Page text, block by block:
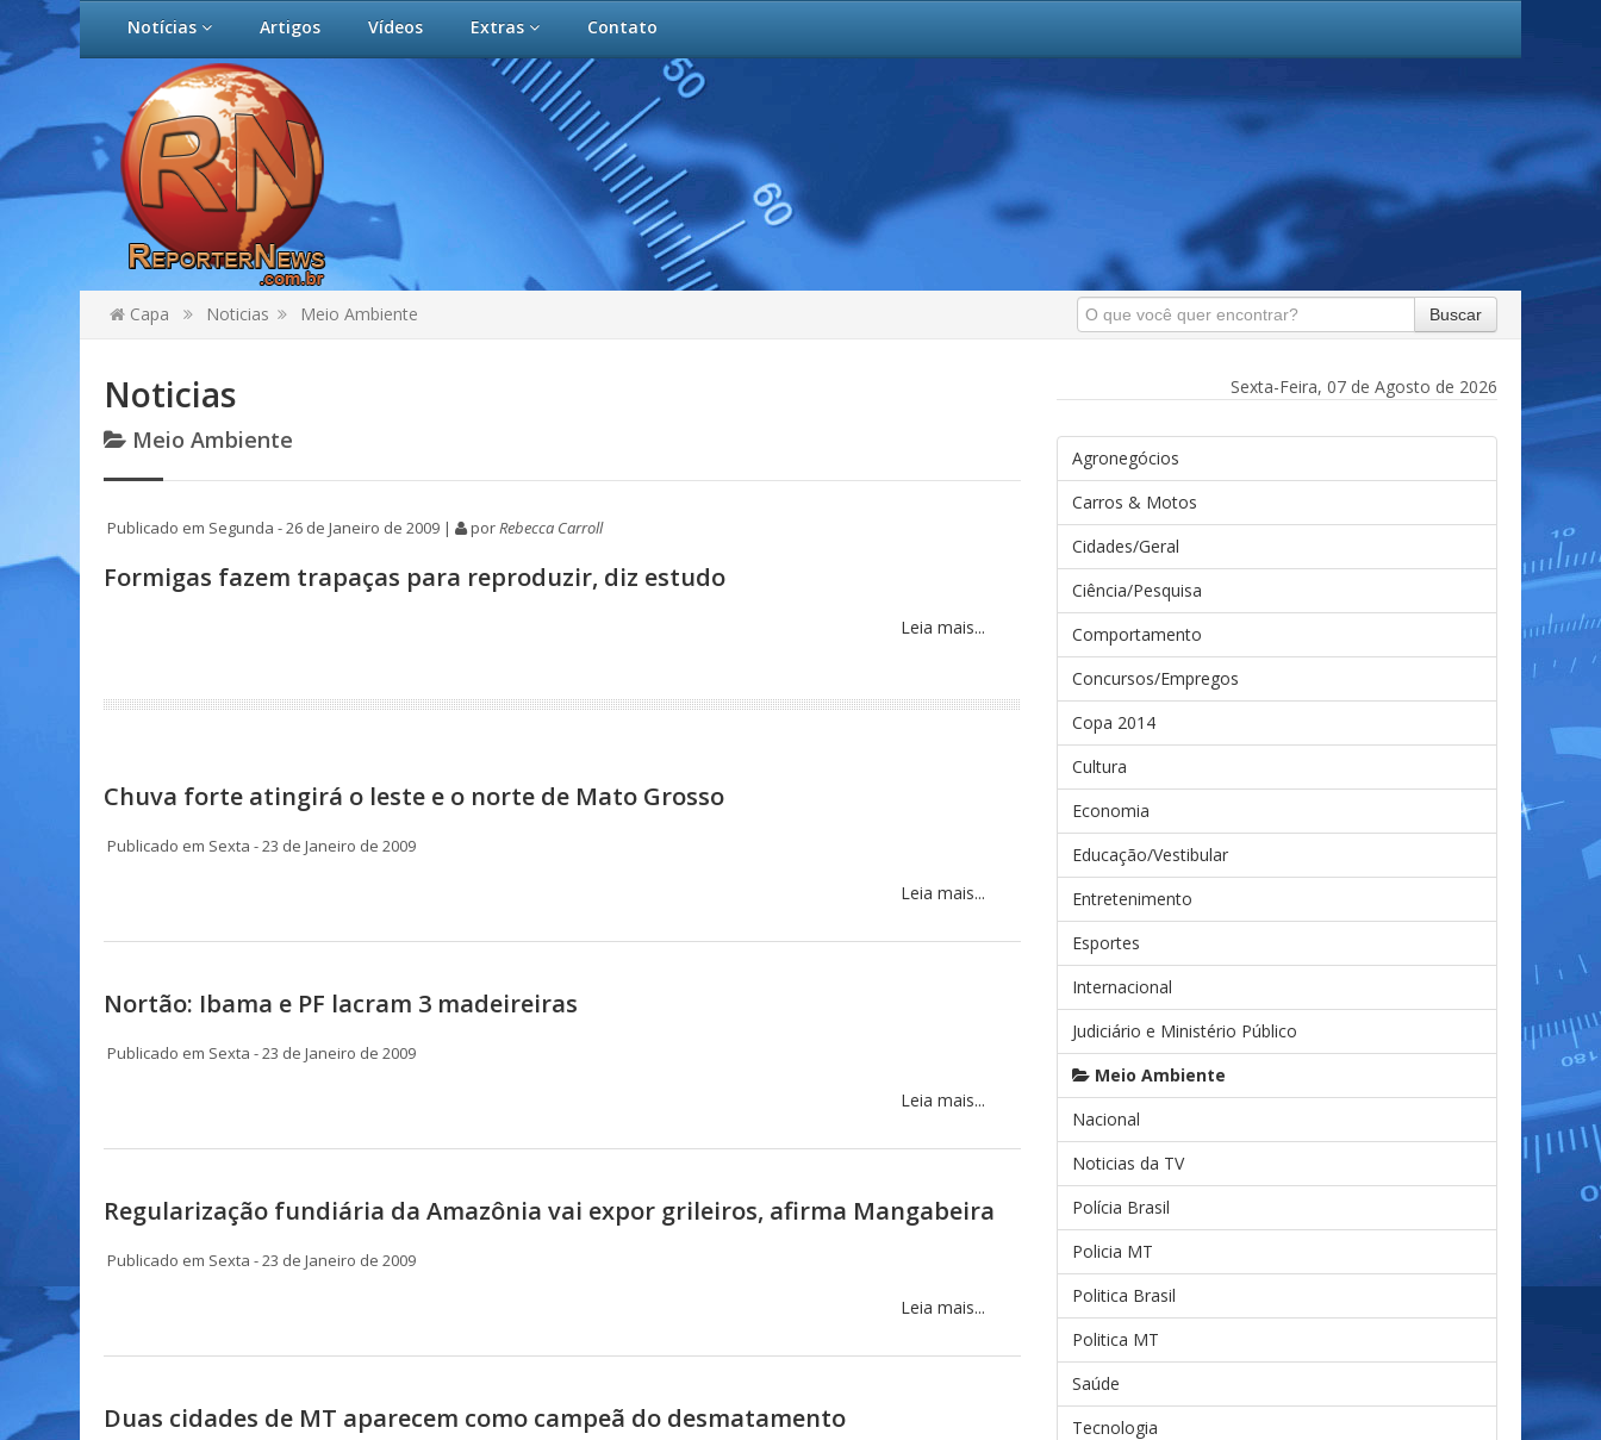
Notícias Artigos Vídeos Extras Contato
Capa Noticias Meio Ambiente Buscar
Noticias
Meio Ambiente
Publicado em Segunda - 26 de Janeiro de 2009 | porRebecca Carroll
Formigas fazem trapaças para reproduzir, diz estudo
Leia mais...
Chuva forte atingirá o leste e o norte de Mato Grosso
Publicado em Sexta - 23 de Janeiro de 2009
Leia mais...
Nortão: Ibama e PF lacram 3 madeireiras
Publicado em Sexta - 23 de Janeiro de 2009
Leia mais...
Regularização fundiária da Amazônia vai expor grileiros, afirma Mangabeira
Publicado em Sexta - 23 de Janeiro de 2009
Leia mais...
Duas cidades de MT aparecem como campeã do desmatamento
Sexta-Feira, 07 de Agosto de 2026
Agronegócios
Carros & Motos
Cidades/Geral
Ciência/Pesquisa
Comportamento
Concursos/Empregos
Copa 2014
Cultura
Economia
Educação/Vestibular
Entretenimento
Esportes
Internacional
Judiciário e Ministério Público
Meio Ambiente
Nacional
Noticias da TV
Polícia Brasil
Policia MT
Politica Brasil
Politica MT
Saúde
Tecnologia